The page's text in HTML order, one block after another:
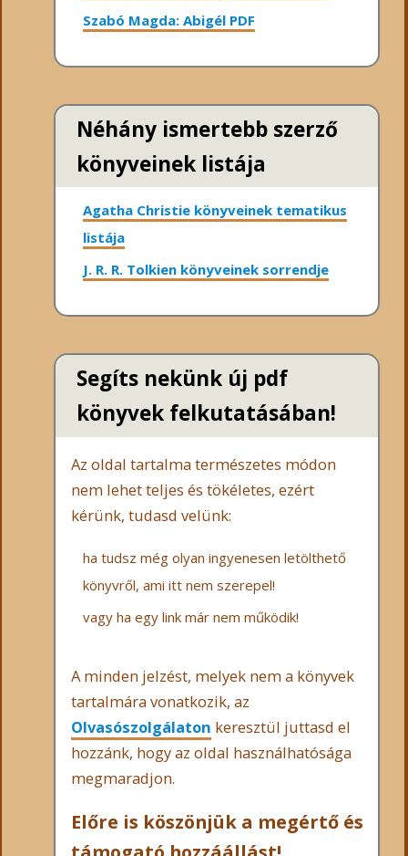
Szabó Magda: Abigél PDF
Néhány ismertebb szerző
könyveinek listája
Agatha Christie könyveinek tematikus
listája
J. R. R. Tolkien könyveinek sorrendje
Segíts nekünk új pdf
könyvek felkutatásában!
Az oldal tartalma természetes módon
nem lehet teljes és tökéletes, ezért
kérünk, tudasd velünk:
ha tudsz még olyan ingyenesen letölthető
könyvről, ami itt nem szerepel!
vagy ha egy link már nem működik!
A minden jelzést, melyek nem a könyvek
tartalmára vonatkozik, az
Olvasószolgálaton keresztül juttasd el
hozzánk, hogy az oldal használhatósága
megmaradjon.
Előre is köszönjük a megértő és